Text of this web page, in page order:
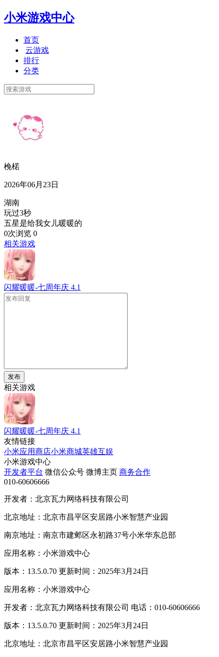
小米游戏中心
首页
云游戏
排行
分类
梚楉
2026年06月23日
湖南
玩过3秒
五星是给我女儿暖暖的
0次浏览 0
相关游戏
闪耀暖暖-七周年庆 4.1
发布
相关游戏
闪耀暖暖-七周年庆 4.1
友情链接
小米应用商店小米商城英雄互娱
小米游戏中心
开发者平台 微信公众号 微博主页 商务合作
010-60606666
开发者：北京瓦力网络科技有限公司
北京地址：北京市昌平区安居路小米智慧产业园
南京地址：南京市建邺区永初路37号小米华东总部
应用名称：小米游戏中心
版本：13.5.0.70 更新时间：2025年3月24日
应用名称：小米游戏中心
开发者：北京瓦力网络科技有限公司 电话：010-60606666
版本：13.5.0.70 更新时间：2025年3月24日
北京地址：北京市昌平区安居路小米智慧产业园